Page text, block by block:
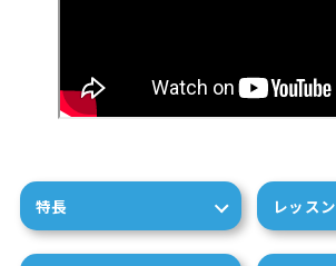
特長 レッスン